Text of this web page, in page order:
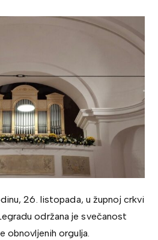
26. listopada, u župnoj crkvi
održana je svečanost
obnovljenih orgulja.